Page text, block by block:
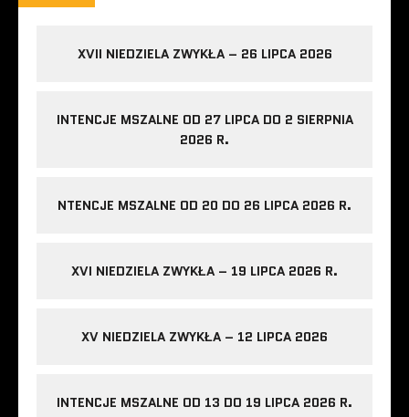
XVII NIEDZIELA ZWYKŁA – 26 LIPCA 2026
INTENCJE MSZALNE OD 27 LIPCA DO 2 SIERPNIA
2026 R.
NTENCJE MSZALNE OD 20 DO 26 LIPCA 2026 R.
XVI NIEDZIELA ZWYKŁA – 19 LIPCA 2026 R.
XV NIEDZIELA ZWYKŁA – 12 LIPCA 2026
INTENCJE MSZALNE OD 13 DO 19 LIPCA 2026 R.